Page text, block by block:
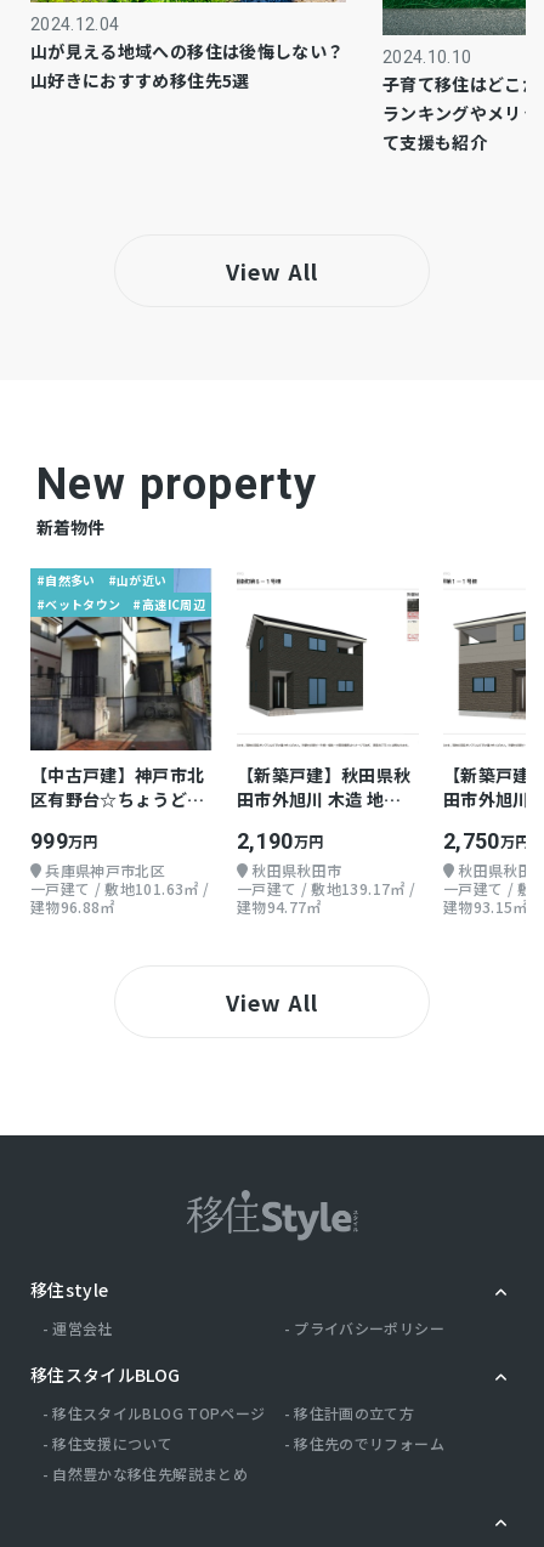
設備・条件 納戸
2024.12.04
山が見える地域への移住は後悔しない？
山好きにおすすめ移住先5選
2024.10.10
子育て移住はどこ
ランキングやメリ
て支援も紹介
View All
New property
新着物件
#自然多い
#山が近い
#ベットタウン
#高速IC周辺
【中古戸建】神戸市北
区有野台☆ちょうどよ
999万円
兵庫県神戸市北区
一戸建て / 敷地101.63㎡ /
建物96.88㎡
【新築戸建】秋田県秋
田市外旭川 木造 地上2
2,190万円
秋田県秋田市
一戸建て / 敷地139.17㎡ /
建物94.77㎡
【新築戸建
田市外旭川
2,750万円
秋田県秋田
一戸建て / 敷
建物93.15㎡
View All
移住style
運営会社 プライバシーポリシー
移住スタイルBLOG
移住スタイルBLOG TOPページ
移住計画の立て方
移住支援について
移住先のでリフォーム
自然豊かな移住先解説まとめ